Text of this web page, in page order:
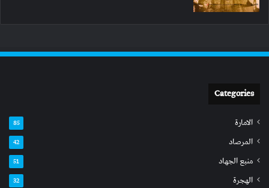
Categories
الامارة 85
المرصاد 42
منبع الجهاد 51
الهجرة 32